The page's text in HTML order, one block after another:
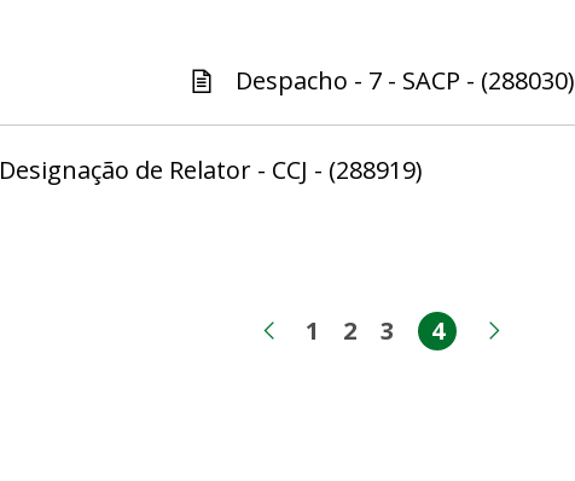
Despacho - 7 - SACP - (288030)
Designação de Relator - CCJ - (288919)
Página anterior
Página
1 Página
2 Página
3 Página
4